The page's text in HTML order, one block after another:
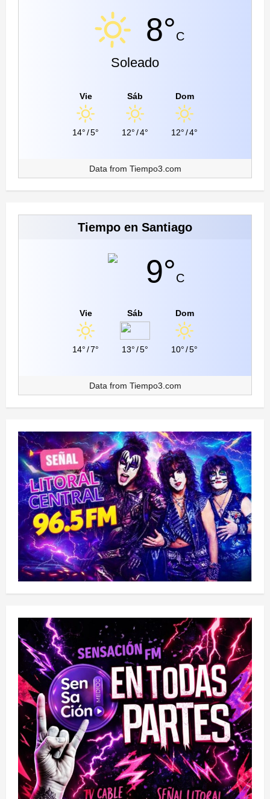
8°C
Soleado
Vie
14°/5°
Sáb
12°/4°
Dom
12°/4°
Data from Tiempo3.com
Tiempo en Santiago
9°C
Vie
14°/7°
Sáb
13°/5°
Dom
10°/5°
Data from Tiempo3.com